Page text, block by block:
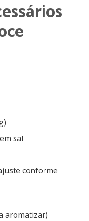
sal
conforme
aromatizar)